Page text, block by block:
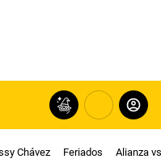
Chávez Feriados Alianza